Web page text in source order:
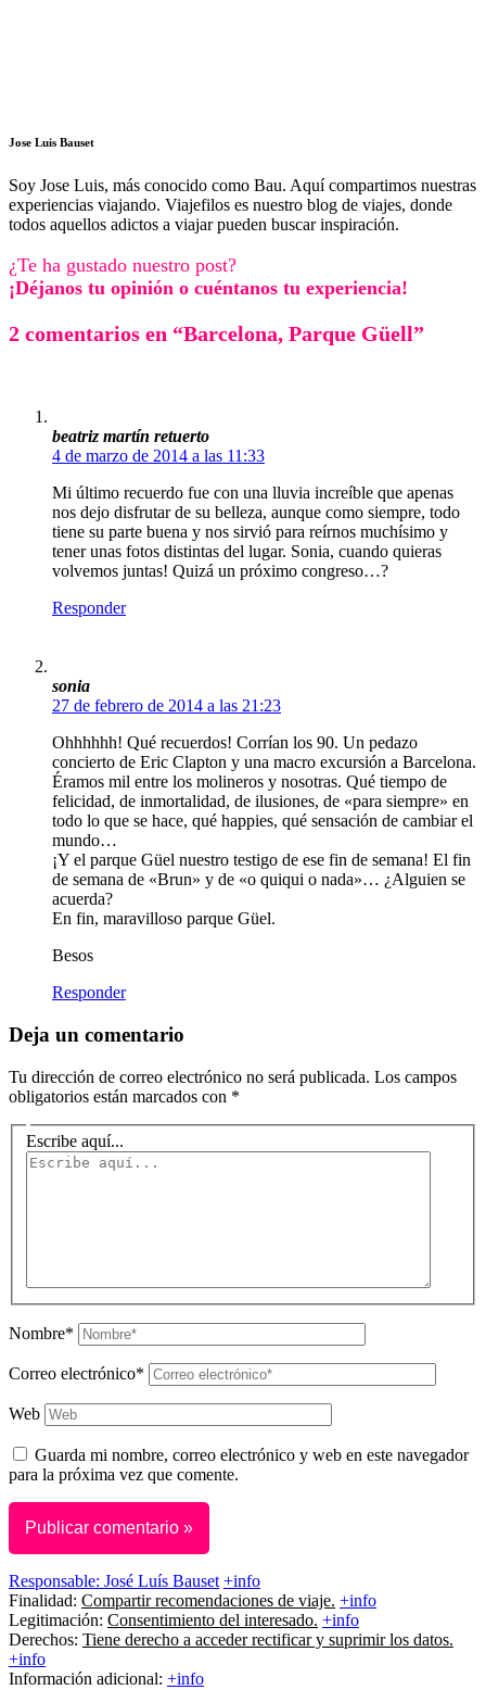
Jose Luis Bauset
Soy Jose Luis, más conocido como Bau. Aquí compartimos nuestras
experiencias viajando. Viajefilos es nuestro blog de viajes, donde
todos aquellos adictos a viajar pueden buscar inspiración.
¿Te ha gustado nuestro post?
¡Déjanos tu opinión o cuéntanos tu experiencia!
2 comentarios en “Barcelona, Parque Güell”
beatriz martín retuerto
4 de marzo de 2014 a las 11:33
Mi último recuerdo fue con una lluvia increíble que apenas
nos dejo disfrutar de su belleza, aunque como siempre, todo
tiene su parte buena y nos sirvió para reírnos muchísimo y
tener unas fotos distintas del lugar. Sonia, cuando quieras
volvemos juntas! Quizá un próximo congreso…?
Responder
sonia
27 de febrero de 2014 a las 21:23
Ohhhhhh! Qué recuerdos! Corrían los 90. Un pedazo
concierto de Eric Clapton y una macro excursión a Barcelona.
Éramos mil entre los molineros y nosotras. Qué tiempo de
felicidad, de inmortalidad, de ilusiones, de «para siempre» en
todo lo que se hace, qué happies, qué sensación de cambiar el
mundo…
¡Y el parque Güel nuestro testigo de ese fin de semana! El fin
de semana de «Brun» y de «o quiqui o nada»… ¿Alguien se
acuerda?
En fin, maravilloso parque Güel.
Besos
Responder
Deja un comentario
Tu dirección de correo electrónico no será publicada. Los campos
obligatorios están marcados con *
Escribe aquí...
Nombre*
Correo electrónico*
Web
Guarda mi nombre, correo electrónico y web en este navegador
para la próxima vez que comente.
Responsable: José Luís Bauset +info
Finalidad: Compartir recomendaciones de viaje. +info
Legitimación: Consentimiento del interesado. +info
Derechos: Tiene derecho a acceder rectificar y suprimir los datos.
+info
Información adicional: +info